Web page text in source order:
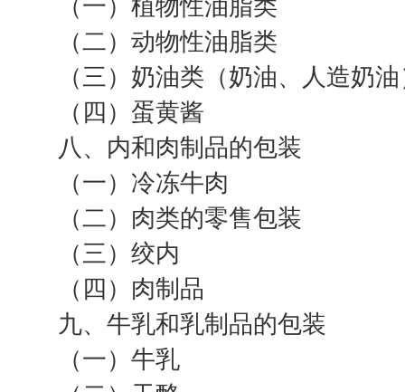
（一）植物性油脂类
（二）动物性油脂类
（三）奶油类（奶油、人造奶
（四）蛋黄酱
八、内和肉制品的包装
（一）冷冻牛肉
（二）肉类的零售包装
（三）绞内
（四）肉制品
九、牛乳和乳制品的包装
（一）牛乳